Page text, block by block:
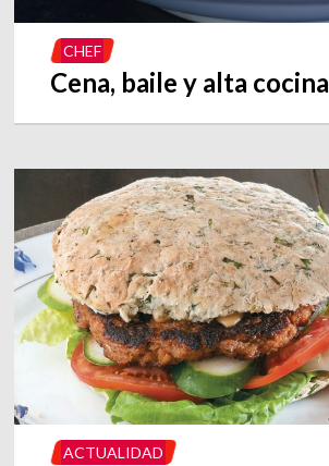
CHEF
Cena, baile y alta cocina
ACTUALIDAD